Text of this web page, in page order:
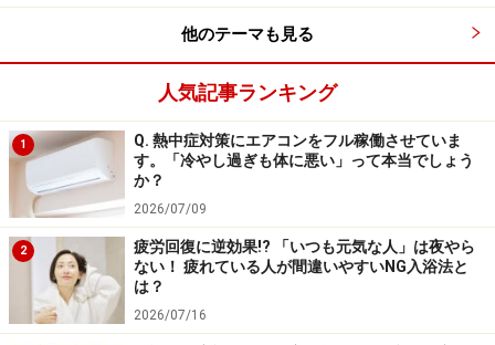
は保存食や家庭食として利用されており、梅干や梅酒と
して保存していたのです。
昭和の初期には、酒税法改正により家庭での梅酒造りが
認められ、家庭で造る果実酒ブームが起こりました。現
在でも家庭での梅酒造りは続いており、市場でもさまざ
まな梅酒が売られるようになりました。およそ300年の
歴史の中で、梅酒は日本人に愛され、受け継がれてきた
のです。
最近はいろいろな種類の梅酒が売られています。梅酒仕
他のテーマも見る
人気記事ランキング
1
Q. 熱中症対策にエアコンをフル稼働させていま
す。「冷やし過ぎも体に悪い」って本当でしょう
か？
2026/07/09
2
疲労回復に逆効果!? 「いつも元気な人」は夜やら
ない！ 疲れている人が間違いやすいNG入浴法と
は？
2026/07/16